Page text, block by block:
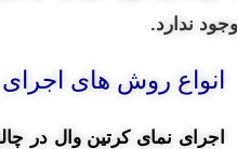
ندارد.
انواع روش های
اجرای نمای کرتین وال در